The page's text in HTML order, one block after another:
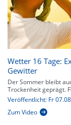
Wetter 16 Tage:
Gewitter
Der Sommer bleibt
Trockenheit geprägt.
Veröffentlicht: Fr
Zum Video